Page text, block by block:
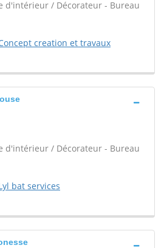
d'intérieur / Décorateur - Bureau
creation et travaux
d'intérieur / Décorateur - Bureau
bat services